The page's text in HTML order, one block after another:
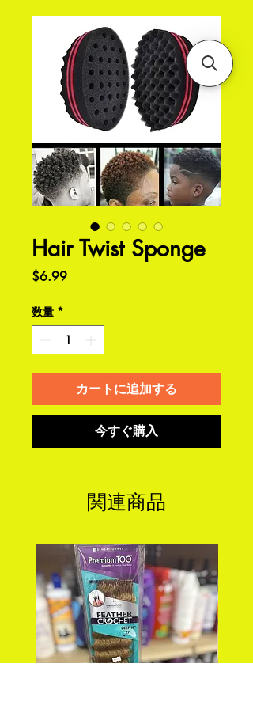
Hair Twist Sponge
$6.99価
数量 *
カートに追加する
今すぐ購入
関連商品